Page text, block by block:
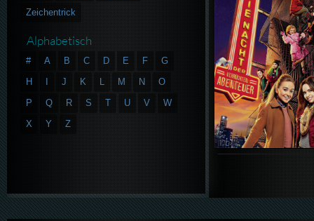
Zeichentrick
Alphabetisch
# A B C D E F
G
H
J K L M N
O
P
Q R S T U V
W
X
Y Z